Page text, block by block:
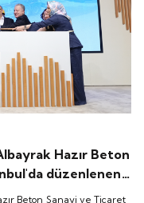
Hazır Beton
düzenlenen
işlem görmeye
Beton Sanayi ve Ticaret